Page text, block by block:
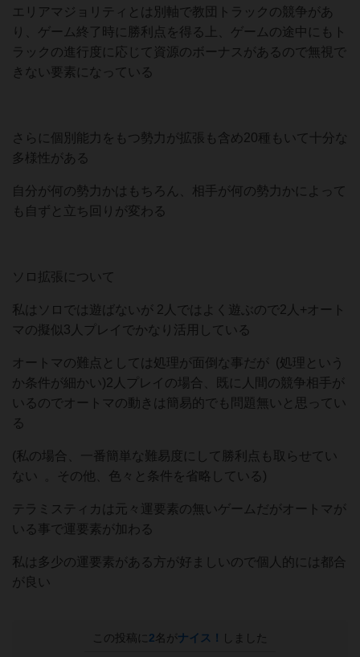
エリアマジョリティとは別軸で教団トラックの競争があ
り、ゲーム終了時に勝利点を得る上、ゲームの途中にもト
ラックの進行度に応じて資源のボーナスがあるので無視で
きない要素になっている
さらに個別能力をもつ勢力が拡張も含め20種もいて十分な
多様性がある
自分が何の勢力かはもちろん、相手が何の勢力かによって
も自ずと立ち回りが変わる
ソロ拡張について
私はソロでは遊ばないが 2人ではよく遊ぶので2人+オート
マの擬似3人プレイでかなり活用している
オートマの難点としては処理が面倒な事だが (処理という
か条件が細かい)2人プレイの場合、既に人間の競争相手が
いるのでオートマの動きは簡易的でも問題無いと思ってい
る
(私の場合、一番簡単な難易度にして勝利点も取らせてい
ない 。その他、色々と条件を省略している)
テラミスティカは元々運要素の無いゲームだがオートマが
いる事で運要素が加わる
私は多少の運要素がある方が好ましいので個人的には都合
が良い
この投稿に 2名がナイス！ しました